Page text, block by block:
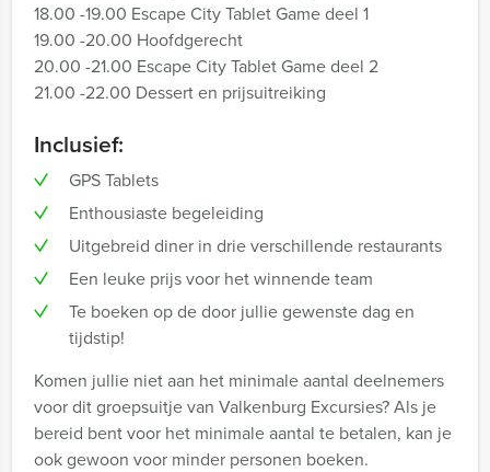
18.00 -19.00 Escape City Tablet Game deel 1
19.00 -20.00 Hoofdgerecht
20.00 -21.00 Escape City Tablet Game deel 2
21.00 -22.00 Dessert en prijsuitreiking
Inclusief:
GPS Tablets
Enthousiaste begeleiding
Uitgebreid diner in drie verschillende restaurants
Een leuke prijs voor het winnende team
Te boeken op de door jullie gewenste dag en
tijdstip!
Komen jullie niet aan het minimale aantal deelnemers
voor dit groepsuitje van Valkenburg Excursies? Als je
bereid bent voor het minimale aantal te betalen, kan je
ook gewoon voor minder personen boeken.